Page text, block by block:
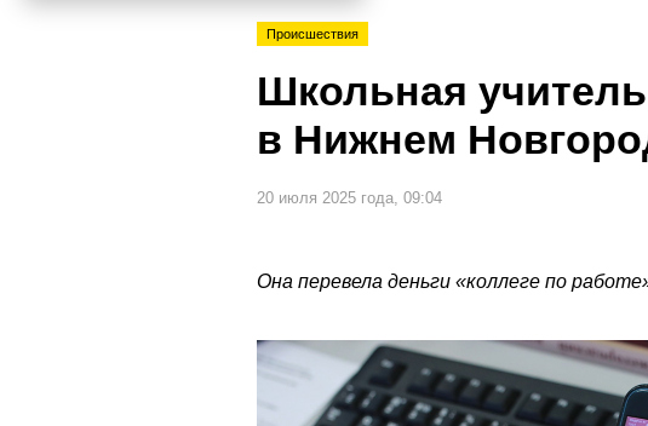
Происшествия
Школьная
в Нижнем
20 июля 2025 года, 09:04
Она перевела деньги «коллеге по